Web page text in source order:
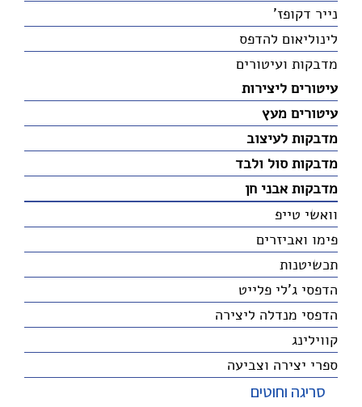
נייר דקופז'
לינוליאום להדפס
מדבקות ועיטורים
עיטורים ליצירות
עיטורים מעץ
מדבקות לעיצוב
מדבקות סול ולבד
מדבקות אבני חן
וואשי טייפ
פימו ואביזרים
תכשיטנות
הדפסי ג'לי פלייט
הדפסי מנדלה ליצירה
קווילינג
ספרי יצירה וצביעה
סריגה וחוטים